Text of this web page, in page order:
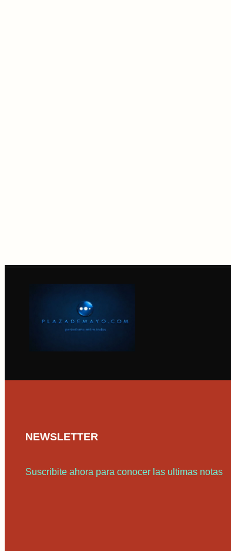
NEWSLETTER
Suscribite ahora para conocer las ultimas notas